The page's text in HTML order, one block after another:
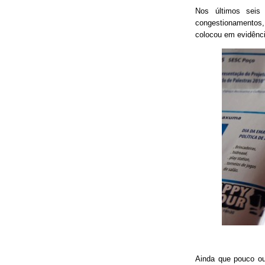
Nos últimos seis
colocou em
Ainda que pouco